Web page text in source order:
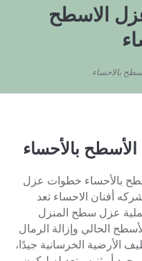
الاسطح
بالاحساء
بالأحساء
بالأحساء خطوات عزل
أفنان الاحساء تعد
عزل سطح المنزل
الحالي وإزالة الرمال
الأرضية الخرسانية جيدًا،